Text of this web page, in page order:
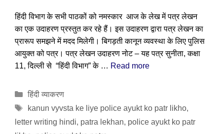
हिंदी विभाग के सभी पाठकों को नमस्कार आज के लेख में पत्र लेखन
का एक उदाहरण प्रस्तुत कर रहे हैं। इस उदाहरण द्वारा पत्र लेखन का
प्रारूप समझने में मदद मिलेगी। बिगड़ती कानून व्यवस्था के लिए पुलिस
आयुक्त को पत्र। पत्र लेखन उदाहरण नोट – यह पत्र सुनीता, कक्षा
11, दिल्ली से “हिंदी विभाग” के … Read more
Categories
हिंदी व्याकरण
Tags
kanun vyvsta ke liye police ayukt ko patr likho,
letter writing hindi, patra lekhan, police ayukt ko patr